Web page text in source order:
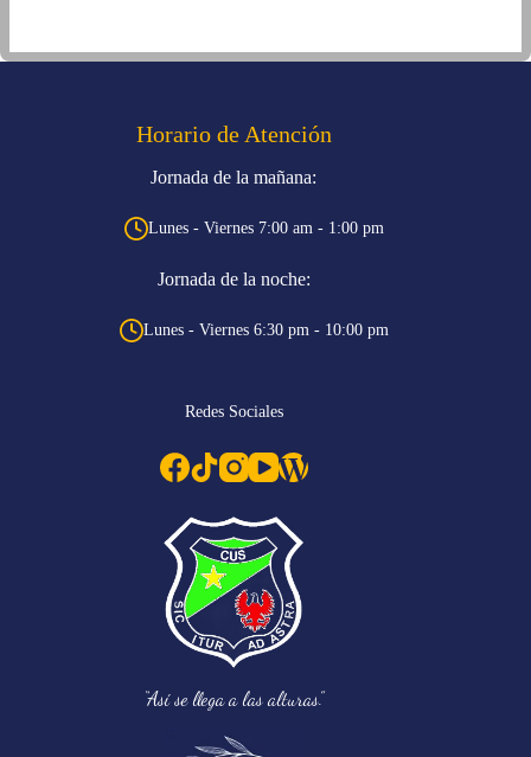
Horario de Atención
Jornada de la mañana:
Lunes - Viernes 7:00 am - 1:00 pm
Jornada de la noche:
Lunes - Viernes 6:30 pm - 10:00 pm
Redes Sociales
“Así se llega a las alturas.”